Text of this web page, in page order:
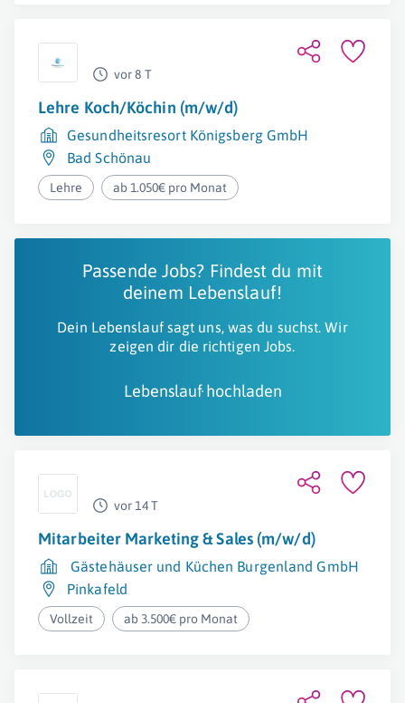
vor 8 T
Lehre Koch/Köchin (m/w/d)
Gesundheitsresort Königsberg GmbH
Bad Schönau
Lehre ab 1.050€ pro Monat
Passende Jobs? Findest du mit
deinem Lebenslauf!
Dein Lebenslauf sagt uns, was du suchst. Wir
zeigen dir die richtigen Jobs.
Lebenslauf hochladen
vor 14 T
Mitarbeiter Marketing & Sales (m/w/d)
Gästehäuser und Küchen Burgenland GmbH
Pinkafeld
Vollzeit ab 3.500€ pro Monat